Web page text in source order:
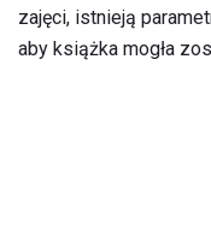
zajęci, istnieją
aby książka mogła